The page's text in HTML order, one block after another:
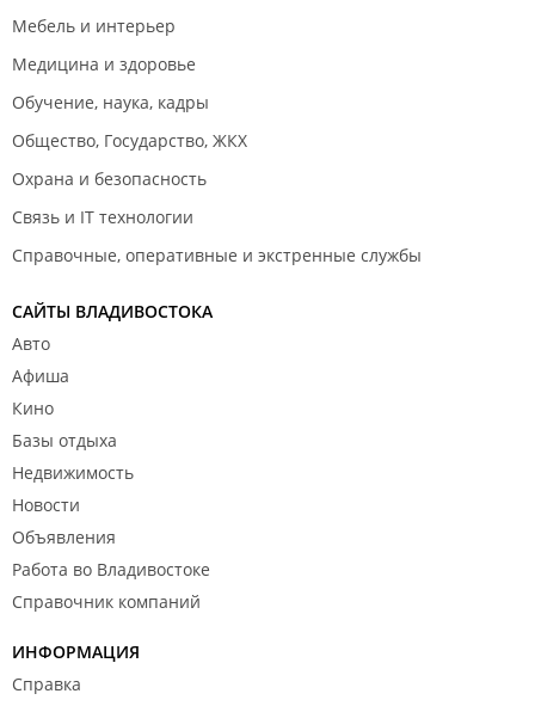
Мебель и интерьер
Медицина и здоровье
Обучение, наука, кадры
Общество, Государство, ЖКХ
Охрана и безопасность
Связь и IT технологии
Справочные, оперативные и экстренные службы
САЙТЫ ВЛАДИВОСТОКА
Авто
Афиша
Кино
Базы отдыха
Недвижимость
Новости
Объявления
Работа во Владивостоке
Справочник компаний
ИНФОРМАЦИЯ
Справка